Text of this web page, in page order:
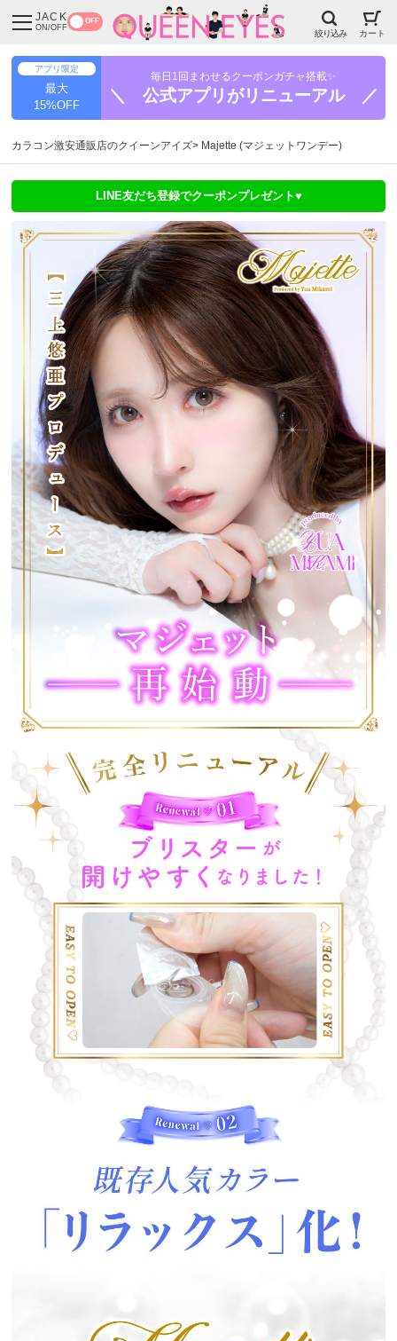
JACK
ON/OFF
OFF
絞り込み カート
アプリ限定
最大
15%OFF
毎日1回まわせるクーポンガチャ搭載✨
＼ 公式アプリがリニューアル ／
カラコン激安通販店のクイーンアイズ Majette (マジェットワンデー)
LINE友だち登録でクーポンプレゼント♥